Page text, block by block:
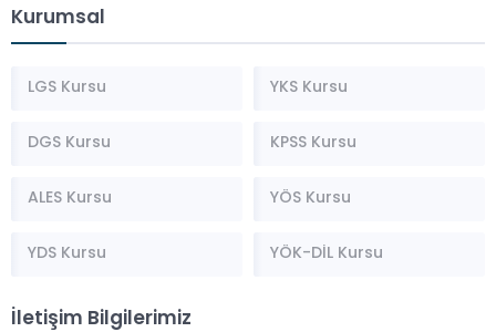
Kurumsal
LGS Kursu YKS Kursu
DGS Kursu KPSS Kursu
ALES Kursu YÖS Kursu
YDS Kursu YÖK-DİL Kursu
İletişim Bilgilerimiz